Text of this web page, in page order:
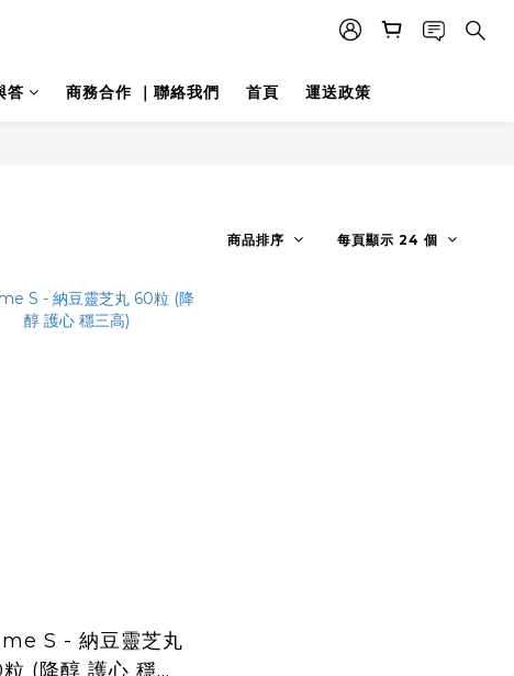
答 商務合作 ｜聯絡我們 首頁 運送政策
商品排序 每頁顯示 24 個
S - 納豆靈芝丸
(降醇 護心 穩三